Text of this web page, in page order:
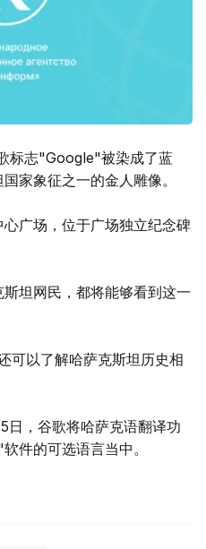
标志"Google"被染成了蓝
家象征之一的金人雕像。
广场，位于广场独立纪念碑
坦网民，都将能够看到这一
可以了解哈萨克斯坦历史相
日，谷歌将哈萨克语翻译功
件的可选语言当中。